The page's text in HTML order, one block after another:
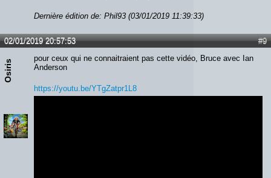
Dernière édition de: Phil93 (03/01/2019 11:39:33)
#9
02/01/2019 20:57:53
Osiris
pour ceux qui ne connaitraient pas cette vidéo, Bruce avec Ian
Anderson
https://youtu.be/YTgZatpr1L8